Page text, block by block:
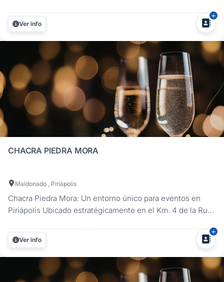
ambiente rodeado de naturaleza, a pasos de la cuidad de
Maldonado. Brindamos un servicio integral, para que solo
tengas que preocuparte...
Ver info
CHACRA PIEDRA MORA
Maldonado , Piriápolis
Chacra Piedra Mora: Un entorno único para eventos en
Piriápolis Ubicado estratégicamente en el Km. 4 de la Ruta
Turístico Piedra Mora se extiende a lo largo de 5 hectáreas
de paisajes naturales inigualables, con vistas
espectaculares a las...
Ver info